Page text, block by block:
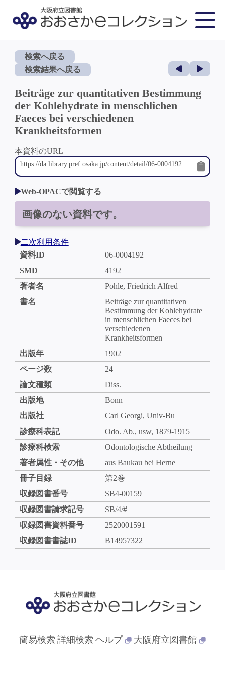
検索へ戻る
検索結果へ戻る
Beiträge zur quantitativen Bestimmung
der Kohlehydrate in menschlichen
Faeces bei verschiedenen
Krankheitsformen
本資料のURL
Web-OPACで閲覧する
画像のない資料です。
二次利用条件
資料ID
06-0004192
SMD
4192
著者名
Pohle, Friedrich Alfred
書名
Beiträge zur quantitativen
Bestimmung der Kohlehydrate
in menschlichen Faeces bei
verschiedenen
Krankheitsformen
出版年
1902
ページ数
24
論文種類
Diss.
出版地
Bonn
出版社
Carl Georgi, Univ-Bu
診療科表記
Odo. Ab., usw, 1879-1915
診療科検索
Odontologische Abtheilung
著者属性・その他
aus Baukau bei Herne
冊子目録
第2巻
収録図書番号
SB4-00159
収録図書請求記号
SB/4/#
収録図書資料番号
2520001591
収録図書書誌ID
B14957322
簡易検索 詳細検索 ヘルプ 大阪府立図書館